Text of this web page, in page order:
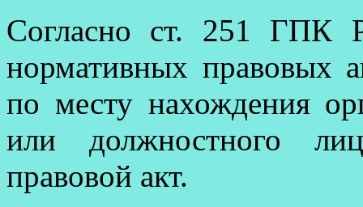
Согласно ст. 251 ГПК
нормативных правовых
по месту нахождения
или должностного
правовой акт.